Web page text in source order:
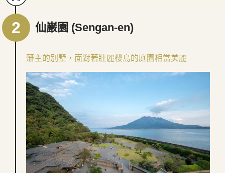
仙巌園 (Sengan-en)
藩主的別墅，面對著壯麗櫻島的庭園相當美麗